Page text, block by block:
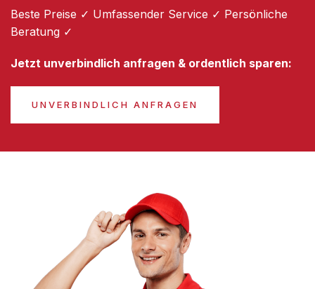
Beste Preise ✓ Umfassender Service ✓ Persönliche
Beratung ✓
Jetzt unverbindlich anfragen & ordentlich sparen:
UNVERBINDLICH ANFRAGEN